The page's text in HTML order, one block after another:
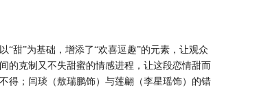
“甜”为基础，增添了“欢喜逗趣”的元素，让观众
的克制又不失甜蜜的情感进程，让这段恋情甜而
得；闫琰（敖瑞鹏饰）与莲翩（李星瑶饰）的错